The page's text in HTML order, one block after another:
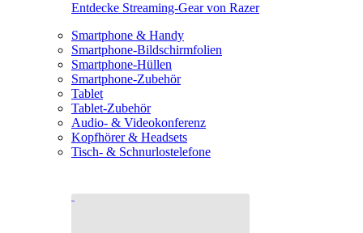
Entdecke Streaming-Gear von Razer
Smartphone & Handy
Smartphone-Bildschirmfolien
Smartphone-Hüllen
Smartphone-Zubehör
Tablet
Tablet-Zubehör
Audio- & Videokonferenz
Kopfhörer & Headsets
Tisch- & Schnurlostelefone